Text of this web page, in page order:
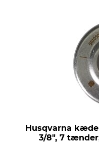
Husqvarna
3/8", 7